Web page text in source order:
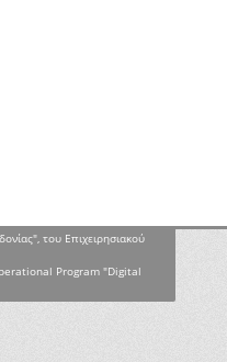
του Επιχειρησιακού
Program "Digital